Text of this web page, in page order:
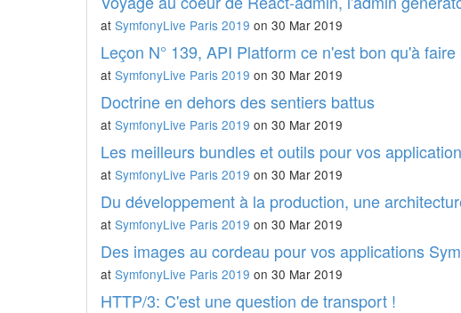
at SymfonyLive Paris 2019 on 30 Mar 2019
Leçon N° 139, API Platform ce n'est bon qu'à
at SymfonyLive Paris 2019 on 30 Mar 2019
Doctrine en dehors des sentiers battus
at SymfonyLive Paris 2019 on 30 Mar 2019
Les meilleurs bundles et outils pour vos
at SymfonyLive Paris 2019 on 30 Mar 2019
Du développement à la production, une
at SymfonyLive Paris 2019 on 30 Mar 2019
Des images au cordeau pour vos applications
at SymfonyLive Paris 2019 on 30 Mar 2019
HTTP/3: C'est une question de transport !